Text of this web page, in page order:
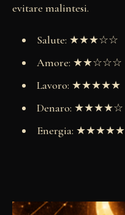
evitare malintesi.
Salute: ★★★☆☆
Amore: ★★☆☆☆
Lavoro: ★★★★★
Denaro: ★★★★☆
Energia: ★★★★★